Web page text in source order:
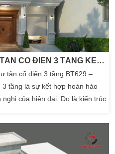
MẪU THIẾT KẾ BIỆT THỰ TÂN CỔ ĐIỂN 3 TẦNG KÈM NỘI THẤT SANG TRỌNG
tân cổ điển 3 tầng BT629 –
tầng là sự kết hợp hoàn hảo
của hiện đại. Do là kiến trúc
màu sắc trang nhã đã […]